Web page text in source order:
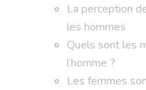
La perception
les hommes
Quels sont les
l’homme ?
Les femmes